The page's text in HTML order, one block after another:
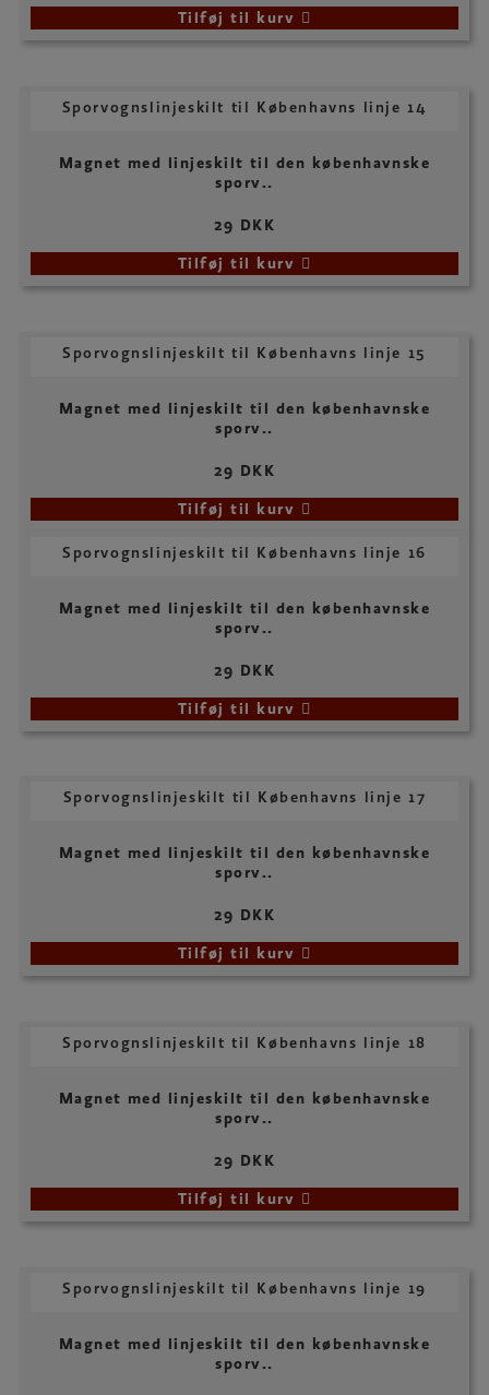
Tilføj til kurv
Sporvognslinjeskilt til Københavns linje 14
Magnet med linjeskilt til den københavnske
sporv..
29 DKK
Tilføj til kurv
Sporvognslinjeskilt til Københavns linje 15
Magnet med linjeskilt til den københavnske
sporv..
29 DKK
Tilføj til kurv
Sporvognslinjeskilt til Københavns linje 16
Magnet med linjeskilt til den københavnske
sporv..
29 DKK
Tilføj til kurv
Sporvognslinjeskilt til Københavns linje 17
Magnet med linjeskilt til den københavnske
sporv..
29 DKK
Tilføj til kurv
Sporvognslinjeskilt til Københavns linje 18
Magnet med linjeskilt til den københavnske
sporv..
29 DKK
Tilføj til kurv
Sporvognslinjeskilt til Københavns linje 19
Magnet med linjeskilt til den københavnske
sporv..